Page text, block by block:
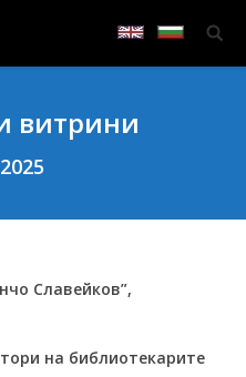
витрини
Славейков”,
на библиотекарите